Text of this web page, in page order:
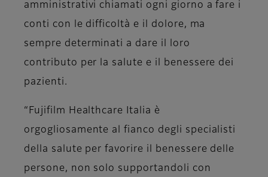
amministrativi chiamati ogni giorno a fare i
conti con le difficoltà e il dolore, ma
sempre determinati a dare il loro
contributo per la salute e il benessere dei
pazienti.
“Fujifilm Healthcare Italia è
orgogliosamente al fianco degli specialisti
della salute per favorire il benessere delle
persone, non solo supportandoli con